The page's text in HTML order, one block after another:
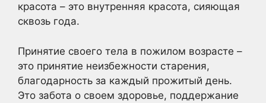
красота – это внутренняя красота, сияющая
сквозь года.
Принятие своего тела в пожилом возрасте –
это принятие неизбежности старения,
благодарность за каждый прожитый день.
Это забота о своем здоровье, поддержание